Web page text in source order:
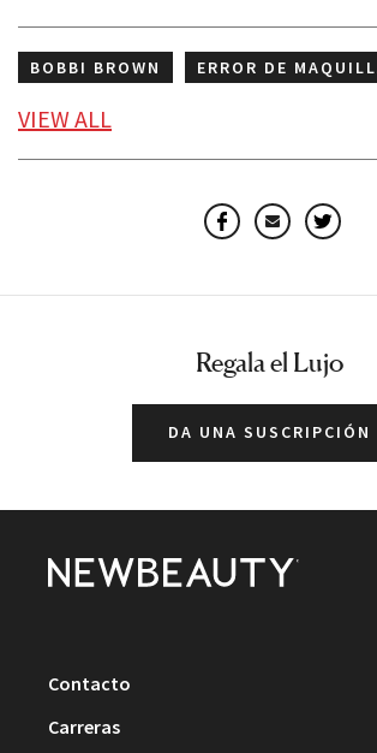
BOBBI BROWN
ERROR DE
ESPANOL
MAQUILLAJE PARA PIEL MADURA
VIEWALL
Facebook
Email
Regala el Lujo
DA UNA SUSCRIPCIÓN
Contacto
Carreras